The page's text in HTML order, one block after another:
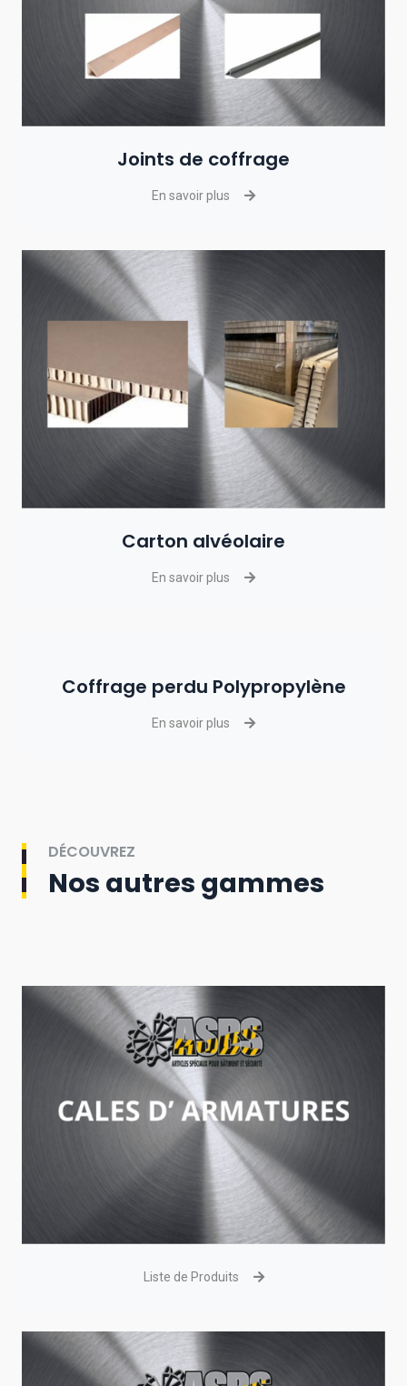
Joints de coffrage
En savoir plus
Carton alvéolaire
En savoir plus
Coffrage perdu Polypropylène
En savoir plus
DÉCOUVREZ
Nos autres gammes
Liste de Produits